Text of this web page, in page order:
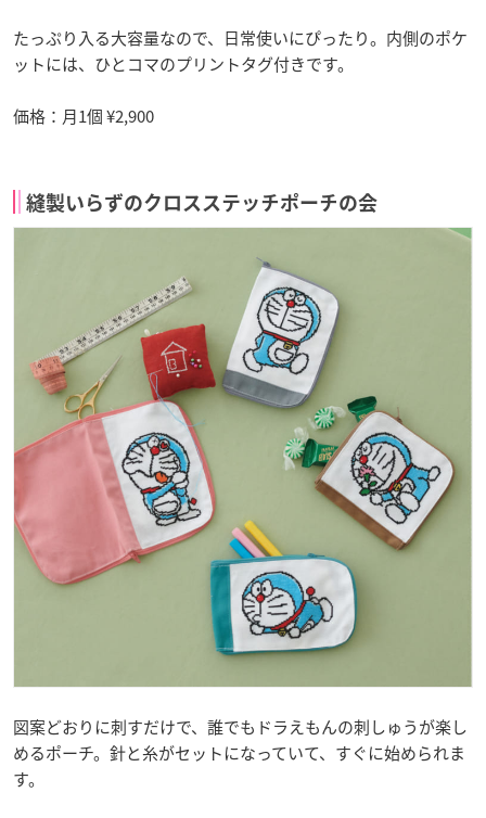
たっぷり入る大容量なので、日常使いにぴったり。内側のポケ
ットには、ひとコマのプリントタグ付きです。
価格：月1個 ¥2,900
縫製いらずのクロスステッチポーチの会
図案どおりに刺すだけで、誰でもドラえもんの刺しゅうが楽し
めるポーチ。針と糸がセットになっていて、すぐに始められま
す。